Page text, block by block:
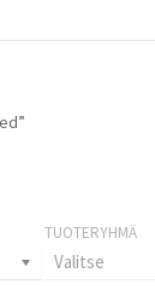
Valitse